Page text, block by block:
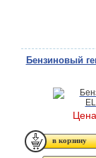
Бензиновый